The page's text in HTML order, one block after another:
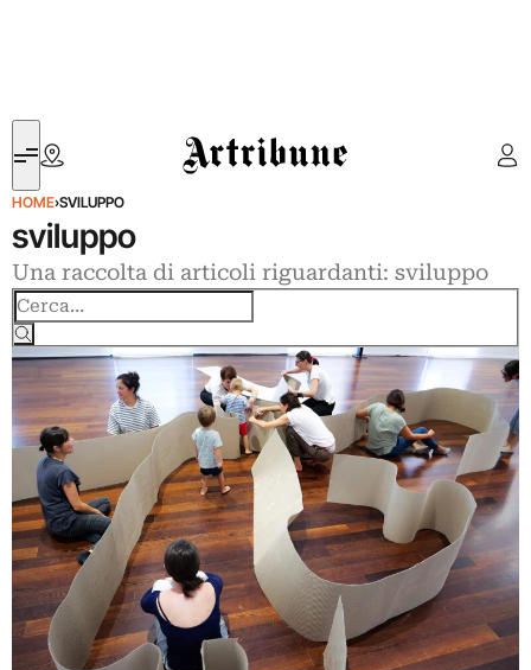
Artribune
HOME›SVILUPPO
sviluppo
Una raccolta di articoli riguardanti: sviluppo
Cerca